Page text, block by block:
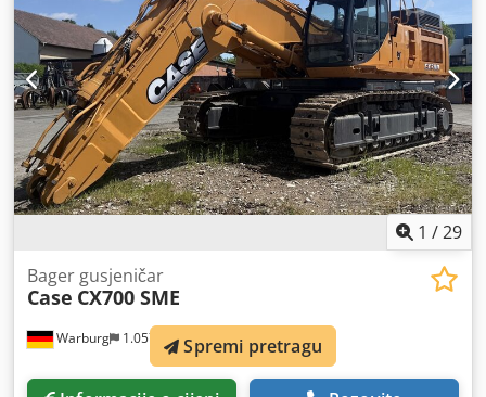
1 /29
Warburg 1.057 km
Bager gusjeničar
Case CX700 SME
Spremi pretragu